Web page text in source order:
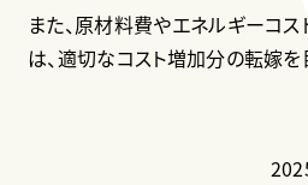
また、原材料費やエネルギーコ
は、適切なコスト増加分の転嫁を